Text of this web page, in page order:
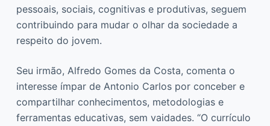
pessoais, sociais, cognitivas e produtivas, seguem
contribuindo para mudar o olhar da sociedade a
respeito do jovem.
Seu irmão, Alfredo Gomes da Costa, comenta o
interesse ímpar de Antonio Carlos por conceber e
compartilhar conhecimentos, metodologias e
ferramentas educativas, sem vaidades. “O currículo